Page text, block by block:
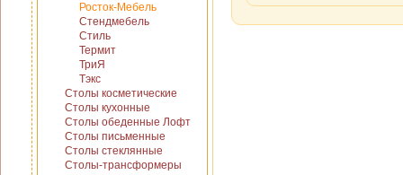
Росток-Мебель
Стендмебель
Стиль
Термит
ТриЯ
Тэкс
Столы косметические
Столы кухонные
Столы обеденные Лофт
Столы письменные
Столы стеклянные
Столы-трансформеры